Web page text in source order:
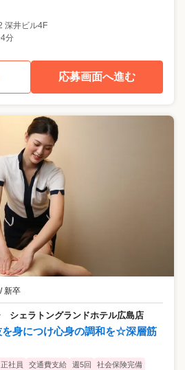
深井ビル4F
分
応募画面へ進む
新卒
シェラトングランドホテル広島店
身につけ心身の調和を☆深層筋
正社員 交通費支給 週5回
社会保険完備